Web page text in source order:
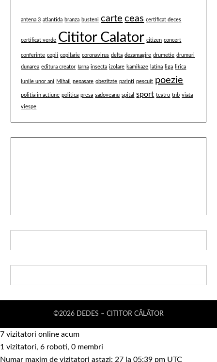
antena 3 atlantida branza busteni carte ceas certificat deces
certificat verde Cititor Calator citizen concert
conferinte copii copilarie coronavirus delta dezamagire drumetie drumuri
dunarea editura creator Iarna insecta izolare kamikaze latina liga lirica
lunile unor ani Mihail nepasare obezitate parinti pescuit poezie
politia in actiune politica presa sadoveanu spital sport teatru tnb viata
viespe
©2026 DEDES – CITITOR CĂLĂTOR
7 vizitatori online acum
1 vizitatori, 6 roboti, 0 membri
Numar maxim de vizitatori astazi: 27 la 05:39 pm UTC